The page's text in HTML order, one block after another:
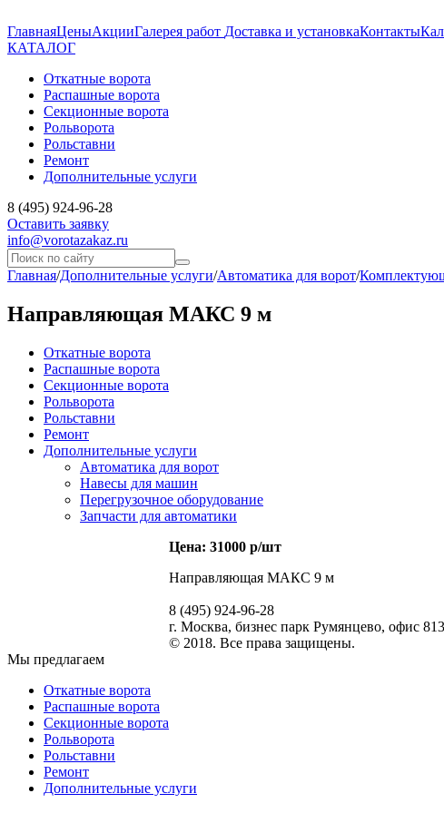
ГлавнаяЦеныАкцииГалерея работ Доставка и установкаКонтакты
КАТАЛОГ
Откатные ворота
Распашные ворота
Секционные ворота
Рольворота
Рольставни
Ремонт
Дополнительные услуги
8 (495) 924-96-28
Оставить заявку
info@vorotazakaz.ru
Главная/Дополнительные услуги/Автоматика для ворот/
Направляющая МАКС 9 м
Откатные ворота
Распашные ворота
Секционные ворота
Рольворота
Рольставни
Ремонт
Дополнительные услуги
Автоматика для ворот
Навесы для машин
Перегрузочное оборудование
Запчасти для автоматики
Цена: 31000 р/шт
Направляющая МАКС 9 м
8 (495) 924-96-28
г. Москва, бизнес парк Румянцево, офис
© 2018. Все права защищены.
Мы предлагаем
Откатные ворота
Распашные ворота
Секционные ворота
Рольворота
Рольставни
Ремонт
Дополнительные услуги